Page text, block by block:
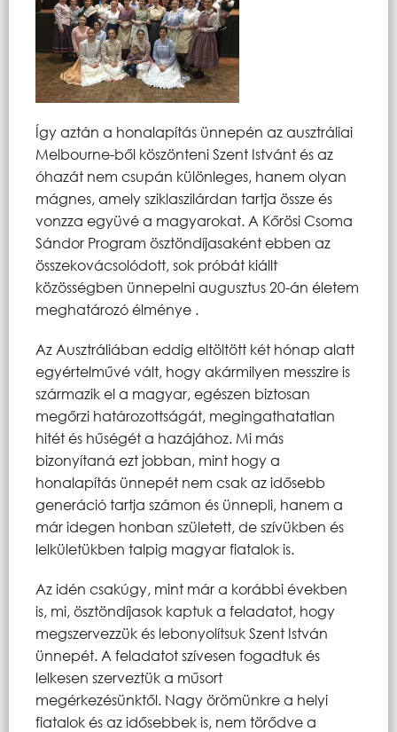
Így aztán a honalapítás ünnepén az ausztráliai
Melbourne-ből köszönteni Szent Istvánt és az
óhazát nem csupán különleges, hanem olyan
mágnes, amely sziklaszilárdan tartja össze és
vonzza együvé a magyarokat. A Kőrösi Csoma
Sándor Program ösztöndíjasaként ebben az
összekovácsolódott, sok próbát kiállt
közösségben ünnepelni augusztus 20-án életem
meghatározó élménye .
Az Ausztráliában eddig eltöltött két hónap alatt
egyértelművé vált, hogy akármilyen messzire is
származik el a magyar, egészen biztosan
megőrzi határozottságát, megingathatatlan
hitét és hűségét a hazájához. Mi más
bizonyítaná ezt jobban, mint hogy a
honalapítás ünnepét nem csak az idősebb
generáció tartja számon és ünnepli, hanem a
már idegen honban született, de szívükben és
lelkületükben talpig magyar fiatalok is.
Az idén csakúgy, mint már a korábbi években
is, mi, ösztöndíjasok kaptuk a feladatot, hogy
megszervezzük és lebonyolítsuk Szent István
ünnepét. A feladatot szívesen fogadtuk és
lelkesen szerveztük a műsort
megérkezésünktől. Nagy örömünkre a helyi
fiatalok és az idősebbek is, nem törődve a